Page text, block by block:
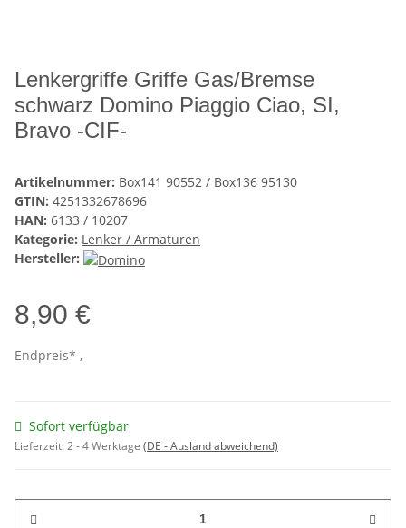
Lenkergriffe Griffe Gas/Bremse
schwarz Domino Piaggio Ciao, SI,
Bravo -CIF-
Artikelnummer: Box141 90552 / Box136 95130
GTIN: 4251332678696
HAN: 6133 / 10207
Kategorie: Lenker / Armaturen
Hersteller:
8,90 €
Endpreis* ,
Sofort verfügbar
Lieferzeit:2 - 4 Werktage (DE - Ausland abweichend)